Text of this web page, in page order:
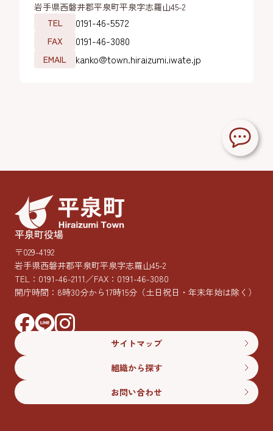
岩手県西磐井郡平泉町平泉字志羅山45-2
TEL
0191-46-5572
FAX 0191-46-3080
EMAIL kanko@town.hiraizumi.iwate.jp
平泉町役場
〒029-4192
岩手県西磐井郡平泉町平泉字志羅山45-2
TEL： 0191-46-2111／FAX：0191-46-3080
開庁時間：8時30分から17時15分 （土日祝日・年末年始は除く）
サイトマップ
組織から探す
お問い合わせ